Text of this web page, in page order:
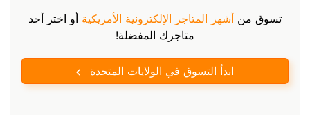
تسوق من أشهر المتاجر الإلكترونية الأمريكية أو اختر أحد
متاجرك المفضلة!
ابدأ التسوق في الولايات المتحدة